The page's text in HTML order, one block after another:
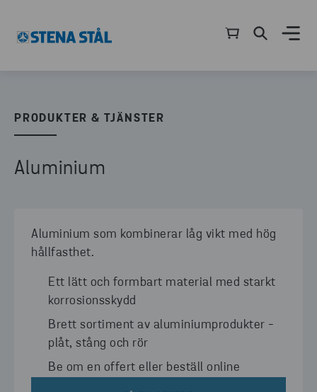
PRODUKTER & TJÄNSTER
Aluminium
Aluminium som kombinerar låg vikt med hög
hållfasthet.
Ett lätt och formbart material med starkt
korrosionsskydd
Brett sortiment av aluminiumprodukter -
plåt, stång och rör
Be om en offert eller beställ online